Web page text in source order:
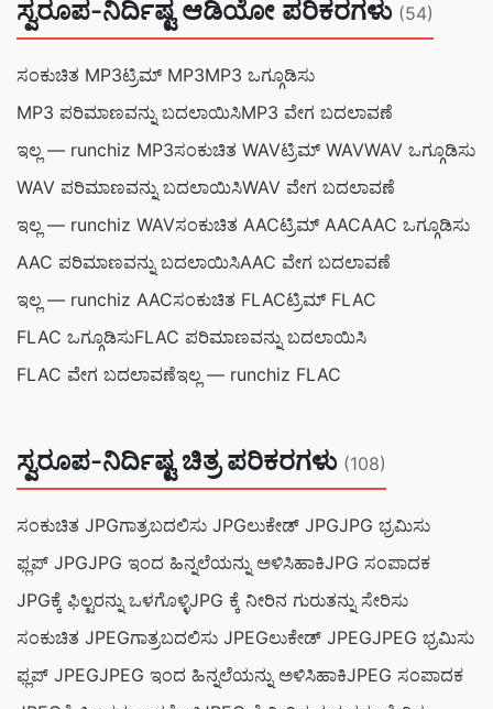
ಸ್ವರೂಪ-ನಿರ್ದಿಷ್ಟ ಆಡಿಯೋ ಪರಿಕರಗಳು (54)
ಸಂಕುಚಿತ MP3ಟ್ರಿಮ್ MP3MP3 ಒಗ್ಗೂಡಿಸು
MP3 ಪರಿಮಾಣವನ್ನು ಬದಲಾಯಿಸಿMP3 ವೇಗ ಬದಲಾವಣೆ
ಇಲ್ಲ — runchiz MP3ಸಂಕುಚಿತ WAVಟ್ರಿಮ್ WAVWAV ಒಗ್ಗೂಡಿಸು
WAV ಪರಿಮಾಣವನ್ನು ಬದಲಾಯಿಸಿWAV ವೇಗ ಬದಲಾವಣೆ
ಇಲ್ಲ — runchiz WAVಸಂಕುಚಿತ AACಟ್ರಿಮ್ AACAAC ಒಗ್ಗೂಡಿಸು
AAC ಪರಿಮಾಣವನ್ನು ಬದಲಾಯಿಸಿAAC ವೇಗ ಬದಲಾವಣೆ
ಇಲ್ಲ — runchiz AACಸಂಕುಚಿತ FLACಟ್ರಿಮ್ FLAC
FLAC ಒಗ್ಗೂಡಿಸುFLAC ಪರಿಮಾಣವನ್ನು ಬದಲಾಯಿಸಿ
FLAC ವೇಗ ಬದಲಾವಣೆಇಲ್ಲ — runchiz FLAC
ಸ್ವರೂಪ-ನಿರ್ದಿಷ್ಟ ಚಿತ್ರ ಪರಿಕರಗಳು (108)
ಸಂಕುಚಿತ JPGಗಾತ್ರಬದಲಿಸು JPGಲುಕೇಡ್ JPGJPG ಭ್ರಮಿಸು
ಫ್ಲಪ್ JPGJPG ಇಂದ ಹಿನ್ನಲೆಯನ್ನು ಅಳಿಸಿಹಾಕಿJPG ಸಂಪಾದಕ
JPGಕ್ಕೆ ಫಿಲ್ಟರನ್ನು ಒಳಗೊಳ್ಳಿJPG ಕ್ಕೆ ನೀರಿನ ಗುರುತನ್ನು ಸೇರಿಸು
ಸಂಕುಚಿತ JPEGಗಾತ್ರಬದಲಿಸು JPEGಲುಕೇಡ್ JPEGJPEG ಭ್ರಮಿಸು
ಫ್ಲಪ್ JPEGJPEG ಇಂದ ಹಿನ್ನಲೆಯನ್ನು ಅಳಿಸಿಹಾಕಿJPEG ಸಂಪಾದಕ